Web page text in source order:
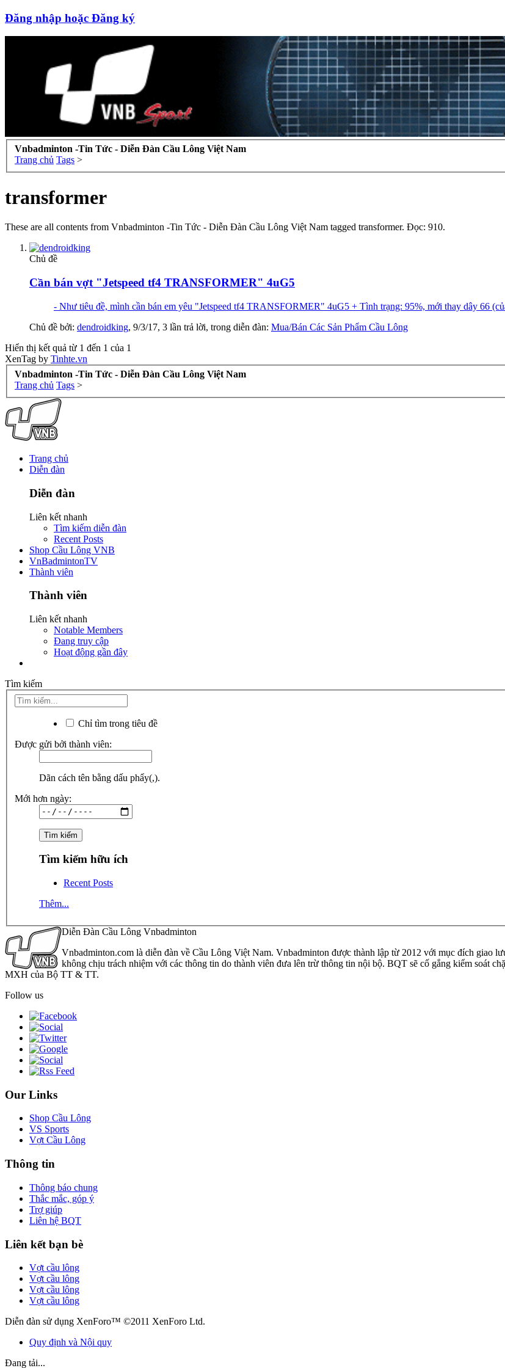
Đăng nhập hoặc Đăng ký
Vnbadminton -Tin Tức - Diễn Đàn Cầu Lông Việt Nam
Trang chủ Tags >
transformer
These are all contents from Vnbadminton -Tin Tức - Diễn Đàn Cầu Lông Việt Nam tagged transformer. Đọc: 910.
Chủ đề
Cần bán vợt "Jetspeed tf4 TRANSFORMER" 4uG5
- Như tiêu đề, mình cần bán em yêu "Jetspeed tf4 TRANSFORMER" 4uG5 + Tình trạng: 95%, mới thay dây 66
Chủ đề bởi: dendroidking, 9/3/17, 3 lần trả lời, trong diễn đàn: Mua/Bán Các Sản Phẩm Cầu Lông
Hiển thị kết quả từ 1 đến 1 của 1
XenTag by Tinhte.vn
Vnbadminton -Tin Tức - Diễn Đàn Cầu Lông Việt Nam
Trang chủ Tags >
Trang chủ
Diễn đàn
Diễn đàn
Liên kết nhanh
Tìm kiếm diễn đàn
Recent Posts
Shop Cầu Lông VNB
VnBadmintonTV
Thành viên
Thành viên
Liên kết nhanh
Notable Members
Đang truy cập
Hoạt động gần đây
Tìm kiếm
Chỉ tìm trong tiêu đề
Được gửi bởi thành viên:
Dãn cách tên bằng dấu phẩy(,).
Mới hơn ngày:
Tìm kiếm hữu ích
Recent Posts
Thêm...
Diễn Đàn Cầu Lông Vnbadminton
Vnbadminton.com là diễn đàn về Cầu Lông Việt Nam. Vnbadminton được thành lập từ 2012 với mục đích giao
không chịu trách nhiệm với các thông tin do thành viên đưa lên trừ thông tin nội bộ. BQT sẽ cố gắng kiểm soát
MXH của Bộ TT & TT.
Follow us
Our Links
Shop Cầu Lông
VS Sports
Vợt Cầu Lông
Thông tin
Thông báo chung
Thắc mắc, góp ý
Trợ giúp
Liên hệ BQT
Liên kết bạn bè
Vợt cầu lông
Vợt cầu lông
Vợt cầu lông
Vợt cầu lông
Diễn đàn sử dụng XenForo™ ©2011 XenForo Ltd.
Quy định và Nội quy
Đang tải...